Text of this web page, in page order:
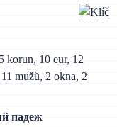
korun, 10 eur, 12
mužů, 2 okna, 2
падеж